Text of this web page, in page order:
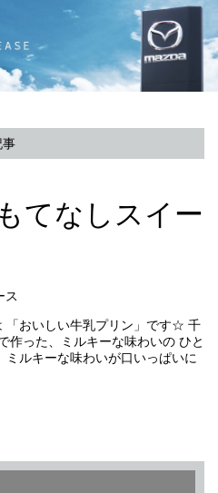
事
てなしスイー
ス
「おいしい牛乳プリン」です☆ 千
作った、ミルキーな味わいの ひと
ミルキーな味わいが口いっぱいに